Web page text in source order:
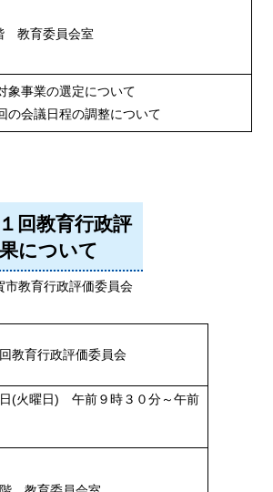
教育委員会室
象事業の選定について
会議日程の調整について
回教育行政評
について
市教育行政評価委員会
教育行政評価委員会
(火曜日) 午前９時３０分～午前